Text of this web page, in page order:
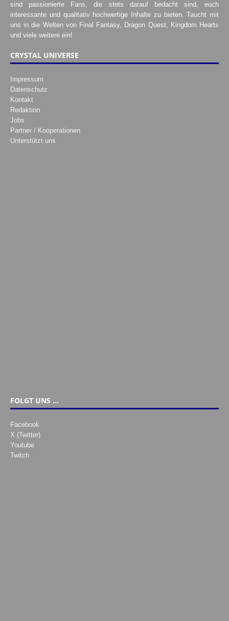
sind passionierte Fans, die stets darauf bedacht sind, euch
interessante und qualitativ hochwertige Inhalte zu bieten. Taucht mit
uns in die Welten von Final Fantasy, Dragon Quest, Kingdom Hearts
und viele weitere ein!
CRYSTAL UNIVERSE
Impressum
Datenschutz
Kontakt
Redaktion
Jobs
Partner / Kooperationen
Unterstützt uns
FOLGT UNS …
Facebook
X (Twitter)
Youtube
Twitch